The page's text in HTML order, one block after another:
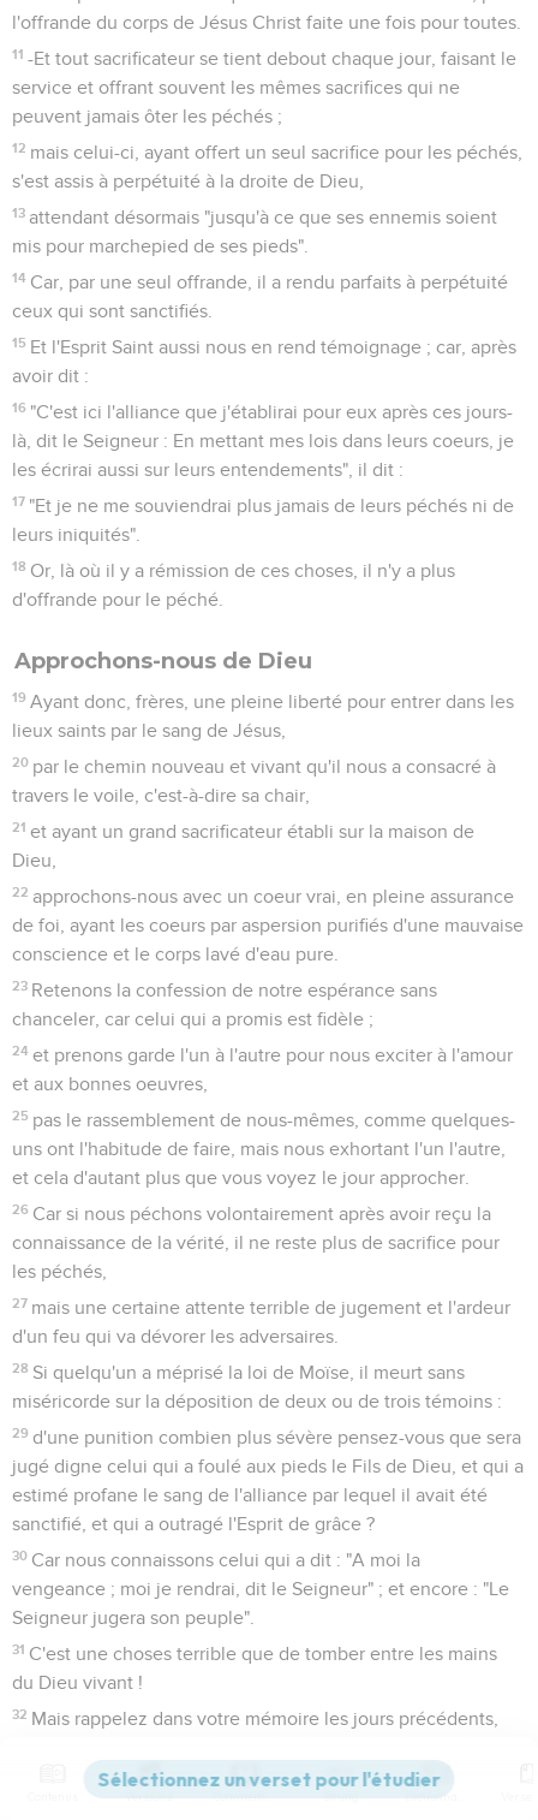
l'offrande du corps de Jésus Christ faite une fois pour toutes.
11 -Et tout sacrificateur se tient debout chaque jour, faisant le
service et offrant souvent les mêmes sacrifices qui ne
peuvent jamais ôter les péchés ;
12 mais celui-ci, ayant offert un seul sacrifice pour les péchés,
s'est assis à perpétuité à la droite de Dieu,
13 attendant désormais "jusqu'à ce que ses ennemis soient
mis pour marchepied de ses pieds".
14 Car, par une seul offrande, il a rendu parfaits à perpétuité
ceux qui sont sanctifiés.
15 Et l'Esprit Saint aussi nous en rend témoignage ; car, après
avoir dit :
16 "C'est ici l'alliance que j'établirai pour eux après ces jours-
là, dit le Seigneur : En mettant mes lois dans leurs coeurs, je
les écrirai aussi sur leurs entendements", il dit :
17 "Et je ne me souviendrai plus jamais de leurs péchés ni de
leurs iniquités".
18 Or, là où il y a rémission de ces choses, il n'y a plus
d'offrande pour le péché.
Approchons-nous de Dieu
19 Ayant donc, frères, une pleine liberté pour entrer dans les
lieux saints par le sang de Jésus,
20 par le chemin nouveau et vivant qu'il nous a consacré à
travers le voile, c'est-à-dire sa chair,
21 et ayant un grand sacrificateur établi sur la maison de
Dieu,
22 approchons-nous avec un coeur vrai, en pleine assurance
de foi, ayant les coeurs par aspersion purifiés d'une mauvaise
conscience et le corps lavé d'eau pure.
23 Retenons la confession de notre espérance sans
chanceler, car celui qui a promis est fidèle ;
24 et prenons garde l'un à l'autre pour nous exciter à l'amour
et aux bonnes oeuvres,
25 pas le rassemblement de nous-mêmes, comme quelques-
uns ont l'habitude de faire, mais nous exhortant l'un l'autre,
et cela d'autant plus que vous voyez le jour approcher.
26 Car si nous péchons volontairement après avoir reçu la
connaissance de la vérité, il ne reste plus de sacrifice pour
les péchés,
27 mais une certaine attente terrible de jugement et l'ardeur
d'un feu qui va dévorer les adversaires.
28 Si quelqu'un a méprisé la loi de Moïse, il meurt sans
miséricorde sur la déposition de deux ou de trois témoins :
29 d'une punition combien plus sévère pensez-vous que sera
jugé digne celui qui a foulé aux pieds le Fils de Dieu, et qui a
estimé profane le sang de l'alliance par lequel il avait été
sanctifié, et qui a outragé l'Esprit de grâce ?
30 Car nous connaissons celui qui a dit : "A moi la
vengeance ; moi je rendrai, dit le Seigneur" ; et encore : "Le
Seigneur jugera son peuple".
31 C'est une choses terrible que de tomber entre les mains
du Dieu vivant !
32 Mais rappelez dans votre mémoire les jours précédents,
combat de souffrances,
Versions Commentaires Strong